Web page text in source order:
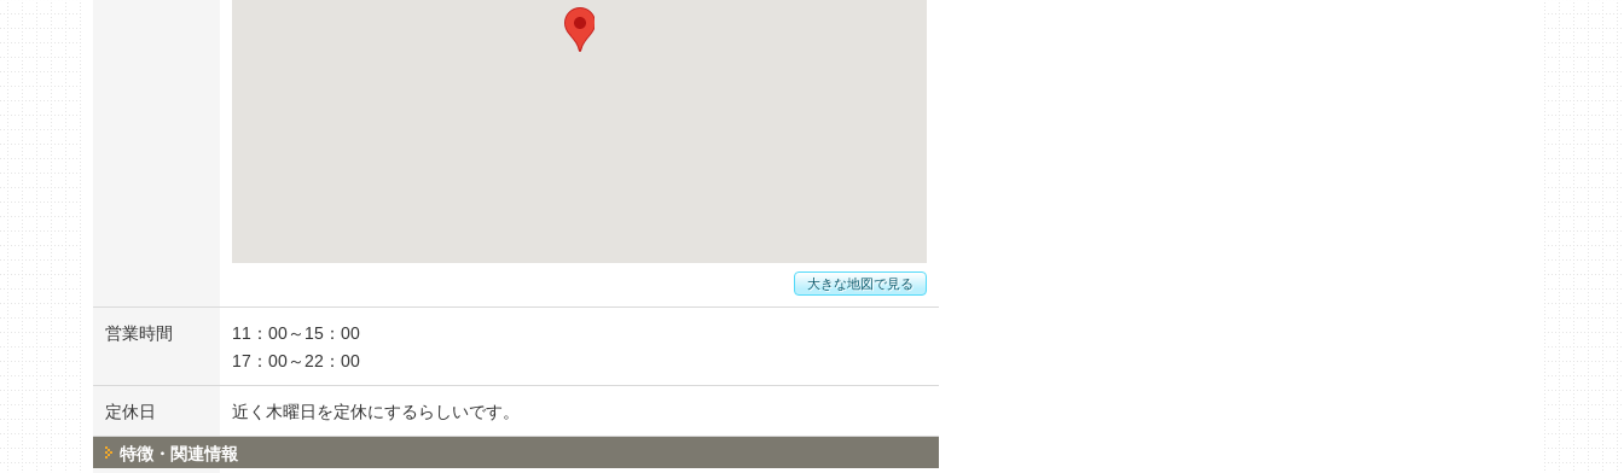
大きな地図で見る
営業時間
11：00～15：00
17：00～22：00
定休日 近く木曜日を定休にするらしいです。
特徴・関連情報